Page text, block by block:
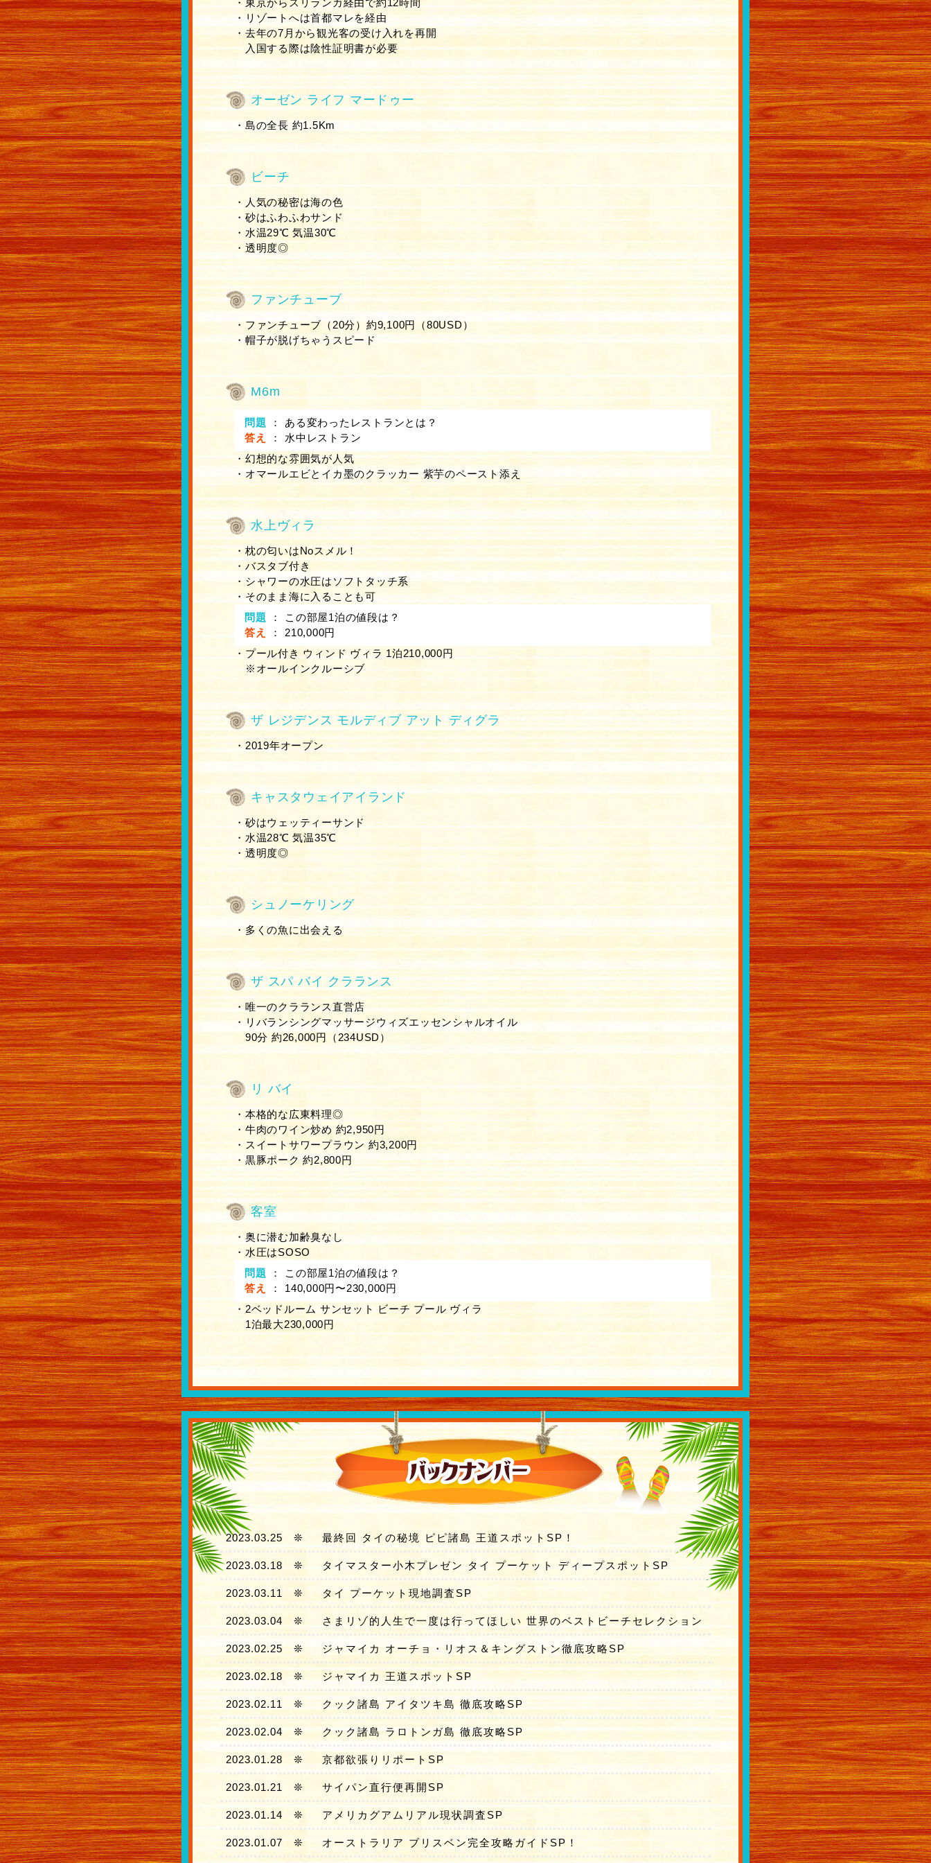
・東京からスリランカ経由で約12時間
・リゾートへは首都マレを経由
・去年の7月から観光客の受け入れを再開
入国する際は陰性証明書が必要
オーゼン ライフ マードゥー
・島の全長 約1.5Km
ビーチ
・人気の秘密は海の色
・砂はふわふわサンド
・水温29℃ 気温30℃
・透明度◎
ファンチューブ
・ファンチューブ（20分）約9,100円（80USD）
・帽子が脱げちゃうスピード
M6m
問題 ：
ある変わったレストランとは？
答え
：
水中レストラン
・幻想的な雰囲気が人気
・オマールエビとイカ墨のクラッカー 紫芋のペースト添え
水上ヴィラ
・枕の匂いはNoスメル！
・バスタブ付き
・シャワーの水圧はソフトタッチ系
・そのまま海に入ることも可
問題
：
この部屋1泊の値段は？
答え
：
210,000円
・プール付き ウィンド ヴィラ 1泊210,000円
※オールインクルーシブ
ザ レジデンス モルディブ アット ディグラ
・2019年オープン
キャスタウェイアイランド
・砂はウェッティーサンド
・水温28℃ 気温35℃
・透明度◎
シュノーケリング
・多くの魚に出会える
ザ スパ バイ クラランス
・唯一のクラランス直営店
・リバランシングマッサージウィズエッセンシャルオイル
90分 約26,000円（234USD）
リ バイ
・本格的な広東料理◎
・牛肉のワイン炒め 約2,950円
・スイートサワープラウン 約3,200円
・黒豚ポーク 約2,800円
客室
・奥に潜む加齢臭なし
・水圧はSOSO
問題
：
この部屋1泊の値段は？
答え
：
140,000円〜230,000円
・2ベッドルーム サンセット ビーチ プール ヴィラ
1泊最大230,000円
バックナンバー
2023.03.25 ❊ 最終回 タイの秘境 ピピ諸島 王道スポットSP！
2023.03.18 ❊ タイマスター小木プレゼン タイ プーケット ディープスポットSP
2023.03.11 ❊ タイ プーケット現地調査SP
2023.03.04 ❊ さまリゾ的人生で一度は行ってほしい 世界のベストビーチセレクション
2023.02.25❊ ジャマイカ オーチョ・リオス＆キングストン徹底攻略SP
2023.02.18 ❊ ジャマイカ 王道スポットSP
2023.02.11 ❊ クック諸島 アイタツキ島 徹底攻略SP
2023.02.04 ❊ クック諸島 ラロトンガ島 徹底攻略SP
2023.01.28 ❊ 京都欲張りリポートSP
2023.01.21 ❊ サイパン直行便再開SP
2023.01.14 ❊ アメリカグアムリアル現状調査SP
2023.01.07❊ オーストラリア ブリスベン完全攻略ガイドSP！